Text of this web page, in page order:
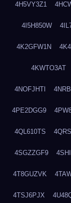
4H5VY3Z1
4I5H850W
4K2GFW1N
4KWTO3AT
4NOFJHTI
4PE2DGG9
4QL610TS
4SGZZGF9
4T8GUZVK
4TSJ6PJX